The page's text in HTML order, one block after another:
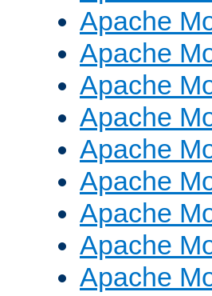
Apache
Apache
Apache
Apache
Apache
Apache
Apache
Apache
Apache